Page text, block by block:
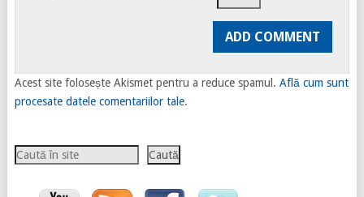
Acest site folosește Akismet pentru a reduce spamul. Află cum sunt
procesate datele comentariilor tale.
Caută Caută